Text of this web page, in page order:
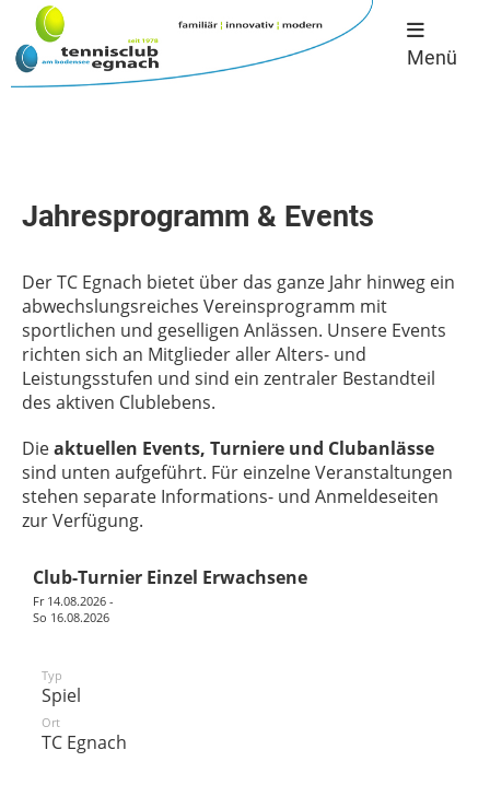
Menü
Jahresprogramm & Events
Der TC Egnach bietet über das ganze Jahr hinweg ein
abwechslungsreiches Vereinsprogramm mit
sportlichen und geselligen Anlässen. Unsere Events
richten sich an Mitglieder aller Alters- und
Leistungsstufen und sind ein zentraler Bestandteil
des aktiven Clublebens.
Dieaktuellen Events, Turniere und Clubanlässe
sind unten aufgeführt. Für einzelne Veranstaltungen
stehen separate Informations- und Anmeldeseiten
zur Verfügung.
Club-Turnier Einzel Erwachsene
Fr 14.08.2026 -
So 16.08.2026
Typ
Spiel
Ort
TC Egnach